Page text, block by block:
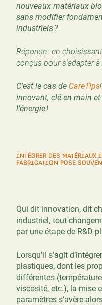
nouveaux matériaux
sans modifier
industriels ?
Réponse : en
conçus pour s’adapter à
C’est le cas de CareTips
innovant, clé en main
l’énergie !
INTÉGRER DES MATÉRIAUX
FABRICATION POSE
Qui dit innovation, dit
industriel, tout
par une étape de R&D
Lorsqu’il s’agit
plastiques, dont les
différentes
viscosité, etc.), la mise
paramètres s’avère